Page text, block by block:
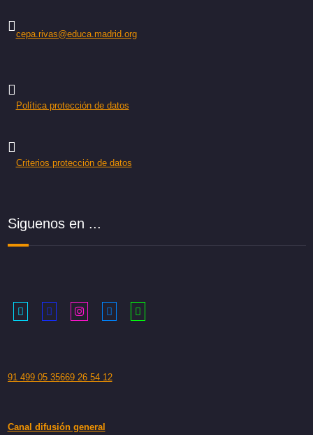
cepa.rivas@educa.madrid.org
Política protección de datos
Criterios protección de datos
Siguenos en ...
91 499 05 35669 26 54 12
Canal difusión general